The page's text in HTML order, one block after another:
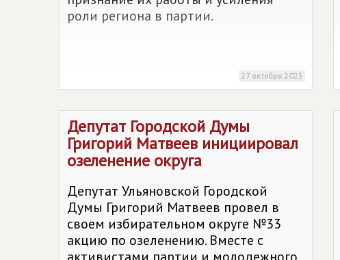
роли региона в партии.
27 октября 2025
Депутат Городской Думы
Григорий Матвеев инициировал
озеленение округа
Депутат Ульяновской Городской
Думы Григорий Матвеев провел в
своем избирательном округе №33
акцию по озеленению. Вместе с